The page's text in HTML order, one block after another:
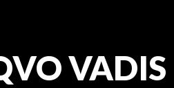
VADIS